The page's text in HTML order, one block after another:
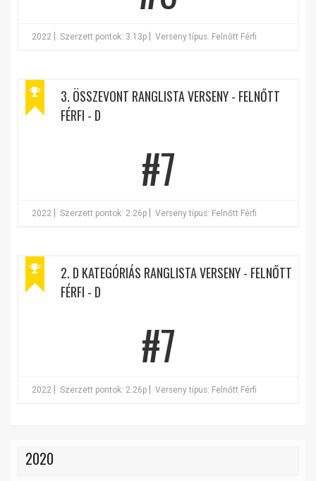
2022 Szerzett pontok: 3.13p Verseny típus: Felnőtt Férfi
3. ÖSSZEVONT RANGLISTA VERSENY - FELNŐTT
FÉRFI - D
#7
2022 Szerzett pontok: 2.26p Verseny típus: Felnőtt Férfi
2. D KATEGÓRIÁS RANGLISTA VERSENY - FELNŐTT
FÉRFI - D
#7
2022 Szerzett pontok: 2.26p Verseny típus: Felnőtt Férfi
2020